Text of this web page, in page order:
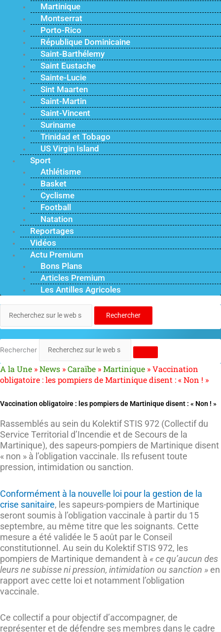
Martinique
Montserrat
Porto-Rico
République Dominicaine
Saint-Barthélemy
Saint Eustache
Sainte-Lucie
Sint Maarten
Saint-Martin
Saint-Vincent
Suriname
Trinidad et Tobago
US Virgin Island
Sport
Athlétisme
Basket
Cyclisme
Football
Natation
Reportages
Vidéos
Actu Premium
Bons Plans
Articles Premium
Les Antilles Agricoles
Rechercher
Rechercher
A la Une »News »Caraïbe »Martinique »Vaccination
obligatoire : les pompiers de Martinique disent : « Non ! »
Vaccination obligatoire : les pompiers de Martinique disent : « Non ! »
Rassemblés au sein du Kolektif STIS 972 (Collectif du
Service Territorial d’Incendie et de Secours de la
Martinique), des sapeurs-pompiers de Martinique disent
« non » à l’obligation vaccinale. Ils refusent toute
pression, intimidation ou sanction.
Conformément à la nouvelle loi pour la gestion de la
crise sanitaire, les sapeurs-pompiers de Martinique
seront soumis à l’obligation vaccinale à partir du 15
septembre, au même titre que les soignants. Cette
mesure a été validée le 5 août par le Conseil
constitutionnel. Au sein du Kolektif STIS 972, les
pompiers de Martinique demandent à « ce qu’aucun des
leurs ne subisse ni pression, intimidation ou sanction » en
rapport avec cette loi et notamment l’obligation
vaccinale.
Ce collectif a pour objectif d’accompagner, de
représenter et de défendre ses membres dans le cadre